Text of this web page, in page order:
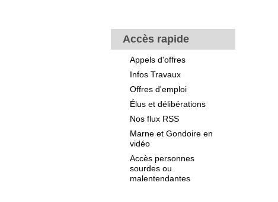
Accès rapide
Appels d'offres
Infos Travaux
Offres d'emploi
Élus et délibérations
Nos flux RSS
Marne et Gondoire en
vidéo
Accès personnes
sourdes ou
malentendantes